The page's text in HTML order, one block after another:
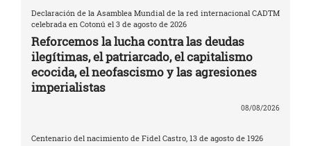
Declaración de la Asamblea Mundial de la red internacional CADTM
celebrada en Cotonú el 3 de agosto de 2026
Reforcemos la lucha contra las deudas
ilegítimas, el patriarcado, el capitalismo
ecocida, el neofascismo y las agresiones
imperialistas
08/08/2026
Centenario del nacimiento de Fidel Castro, 13 de agosto de 1926